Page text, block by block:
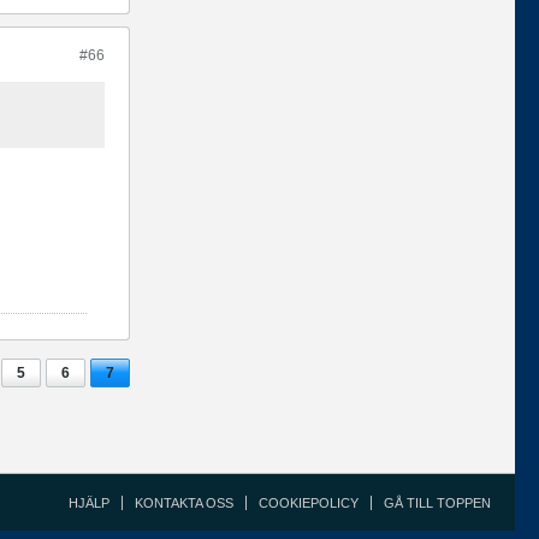
#66
5 6 7
HJÄLP KONTAKTA OSS COOKIEPOLICY GÅ TILL TOPPEN